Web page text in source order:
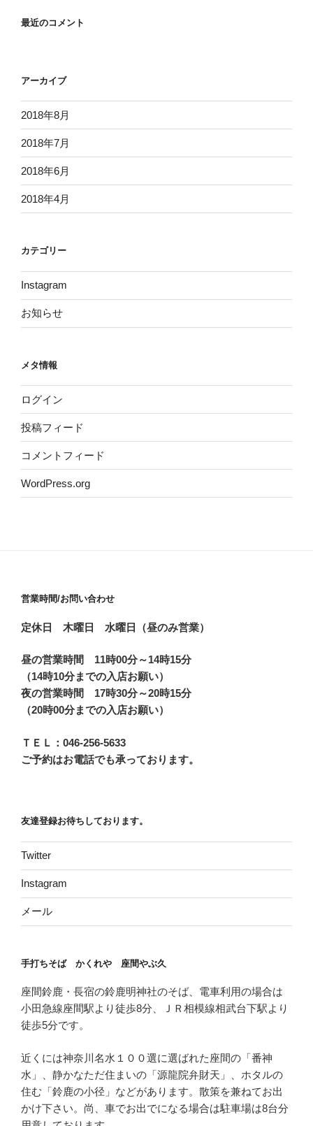
最近のコメント
アーカイブ
2018年8月
2018年7月
2018年6月
2018年4月
カテゴリー
Instagram
お知らせ
メタ情報
ログイン
投稿フィード
コメントフィード
WordPress.org
営業時間/お問い合わせ
定休日 木曜日 水曜日（昼のみ営業）
昼の営業時間 11時00分～14時15分
（14時10分までの入店お願い）
夜の営業時間 17時30分～20時15分
（20時00分までの入店お願い）
ＴＥＬ：046-256-5633
ご予約はお電話でも承っております。
友達登録お待ちしております。
Twitter
Instagram
メール
手打ちそば かくれや 座間やぶ久
座間鈴鹿・長宿の鈴鹿明神社のそば、電車利用の場合は
小田急線座間駅より徒歩8分、ＪＲ相模線相武台下駅より
徒歩5分です。
近くには神奈川名水１００選に選ばれた座間の「番神
水」、静かなただ住まいの「源龍院弁財天」、ホタルの
住む「鈴鹿の小径」などがあります。散策を兼ねてお出
かけ下さい。尚、車でお出でになる場合は駐車場は8台分